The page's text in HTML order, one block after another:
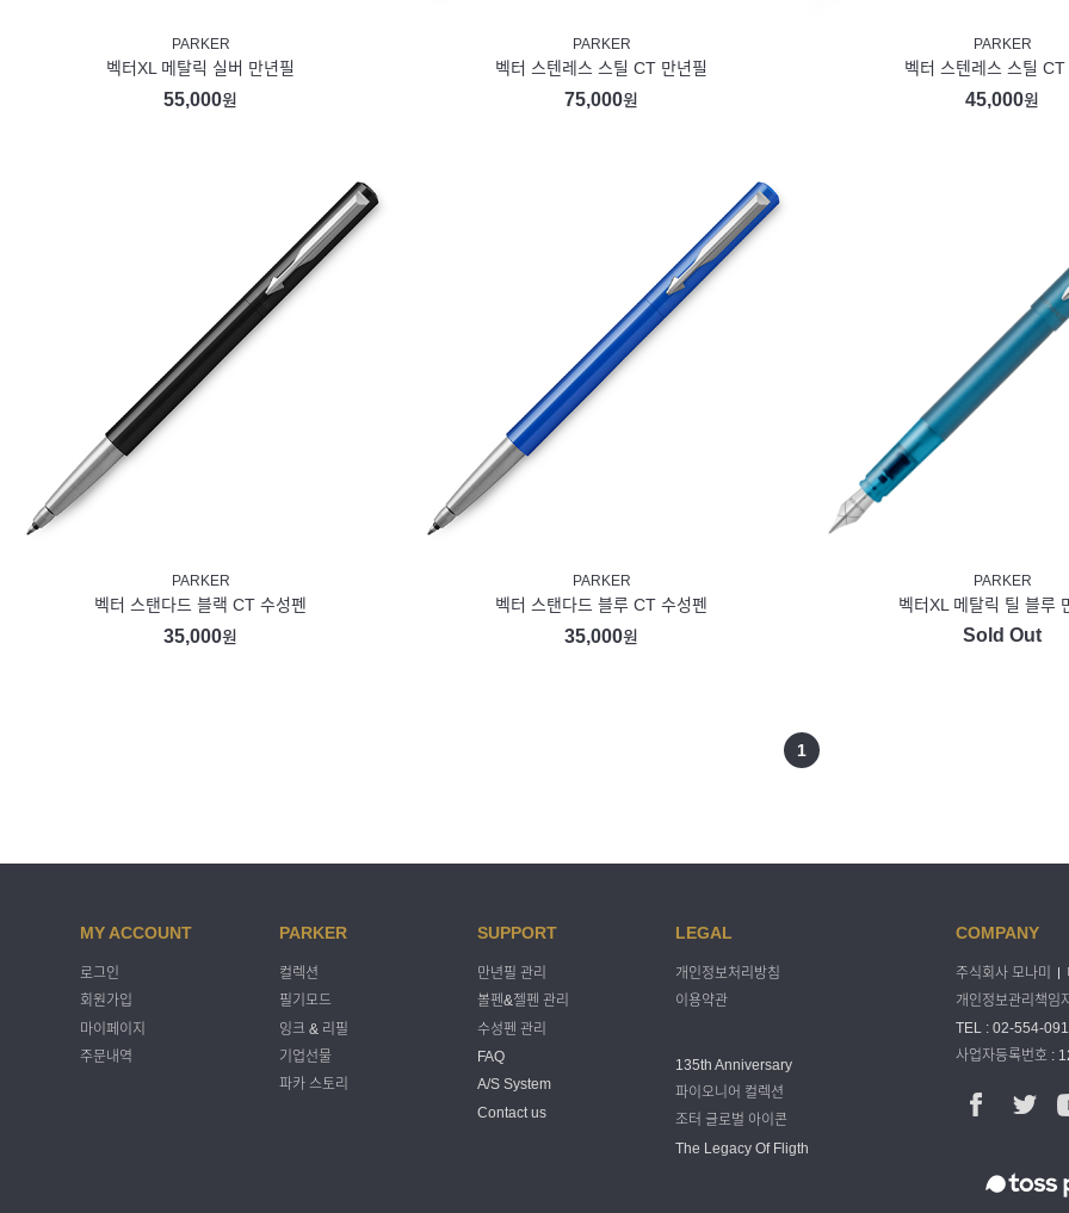
PARKER
벡터XL 메탈릭 실버 만년필
55,000원
PARKER
벡터 스텐레스 스틸 CT 만년필
75,000원
PARKER
벡터 스텐레스 스틸 CT
45,000원
PARKER
벡터 스탠다드 블랙 CT 수성펜
35,000원
PARKER
벡터 스탠다드 블루 CT 수성펜
35,000원
PARKER
벡터XL 메탈릭 틸 블루
Sold Out
1
MY ACCOUNT
로그인
회원가입
마이페이지
주문내역
PARKER
컬렉션
필기모드
잉크 & 리필
기업선물
파카 스토리
SUPPORT
만년필 관리
볼펜&젤펜 관리
수성펜 관리
FAQ
A/S System
Contact us
LEGAL
개인정보처리방침
이용약관
135th Anniversary
파이오니어 컬렉션
조터 글로벌 아이콘
The Legacy Of Fligth
COMPANY
주식회사 모나미
개인정보관리책임
TEL : 02-554-
사업자등록번호 :